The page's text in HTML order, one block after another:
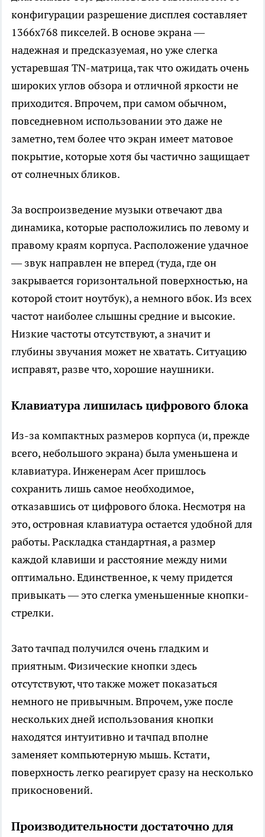
конфигурации разрешение дисплея составляет
1366х768 пикселей. В основе экрана —
надежная и предсказуемая, но уже слегка
устаревшая TN-матрица, так что ожидать очень
широких углов обзора и отличной яркости не
приходится. Впрочем, при самом обычном,
повседневном использовании это даже не
заметно, тем более что экран имеет матовое
покрытие, которые хотя бы частично защищает
от солнечных бликов.
За воспроизведение музыки отвечают два
динамика, которые расположились по левому и
правому краям корпуса. Расположение удачное
— звук направлен не вперед (туда, где он
закрывается горизонтальной поверхностью, на
которой стоит ноутбук), а немного вбок. Из всех
частот наиболее слышны средние и высокие.
Низкие частоты отсутствуют, а значит и
глубины звучания может не хватать. Ситуацию
исправят, разве что, хорошие наушники.
Клавиатура лишилась цифрового блока
Из-за компактных размеров корпуса (и, прежде
всего, небольшого экрана) была уменьшена и
клавиатура. Инженерам Acer пришлось
сохранить лишь самое необходимое,
отказавшись от цифрового блока. Несмотря на
это, островная клавиатура остается удобной для
работы. Раскладка стандартная, а размер
каждой клавиши и расстояние между ними
оптимально. Единственное, к чему придется
привыкать — это слегка уменьшенные кнопки-
стрелки.
Зато тачпад получился очень гладким и
приятным. Физические кнопки здесь
отсутствуют, что также может показаться
немного не привычным. Впрочем, уже после
нескольких дней использования кнопки
находятся интуитивно и тачпад вполне
заменяет компьютерную мышь. Кстати,
поверхность легко реагирует сразу на несколько
прикосновений.
Производительности достаточно для